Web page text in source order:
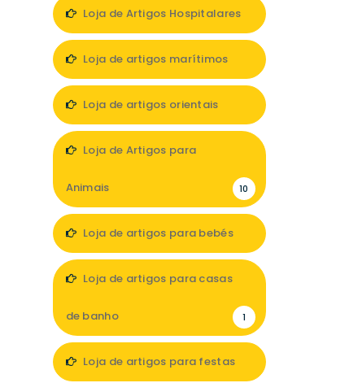
Loja de Artigos Hospitalares
Loja de artigos marítimos
Loja de artigos orientais
Loja de Artigos para
Animais 10
Loja de artigos para bebés
Loja de artigos para casas
de banho 1
Loja de artigos para festas